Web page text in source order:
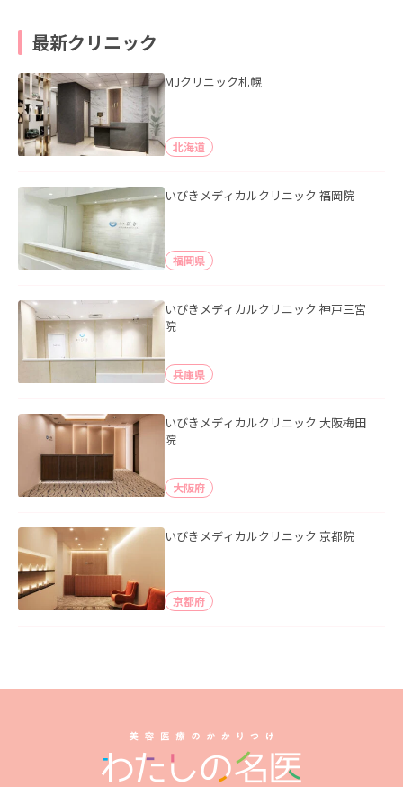
最新クリニック
MJクリニック札幌
北海道
いびきメディカルクリニック 福岡院
福岡県
いびきメディカルクリニック 神戸三宮
院
兵庫県
いびきメディカルクリニック 大阪梅田
院
大阪府
いびきメディカルクリニック 京都院
京都府